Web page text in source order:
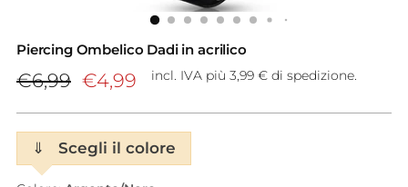
Piercing Ombelico Dadi in acrilico
Prezzo
listino
€6,99 €4,99 incl. IVA più 3,99 € di spedizione.
⇓ Scegli il colore